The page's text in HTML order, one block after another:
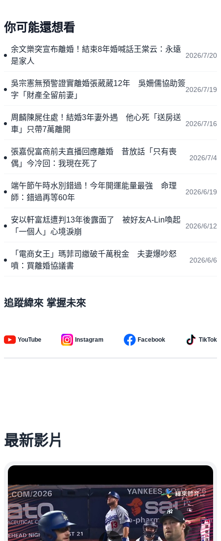
你可能還想看
余文樂突宣布離婚！結束8年婚喊話王棠云：永遠
是家人
2026/7/20
吳宗憲無預警證實離婚張葳葳12年 吳姍儒協助簽
字「財產全留前妻」
2026/7/19
周麟陳屍住處！結婚3年妻外遇 他心死「送房送
車」只帶7萬離開
2026/7/16
張嘉倪富商前夫直播回應離婚 昔放話「只有喪
偶」今冷回：我現在死了
2026/7/4
端午節午時水別錯過！今年開運能量最強 命理
師：錯過再等60年
2026/6/19
安以軒富尪遭判13年後露面了 被好友A-Lin喚起
「一個人」心境淚崩
2026/6/12
「電商女王」瑪菲司繳破千萬稅金 夫妻爆吵怒
噴：買離婚協議書
2026/6/6
追蹤緯來 掌握未來
YouTube Instagram Facebook TikTok
最新影片